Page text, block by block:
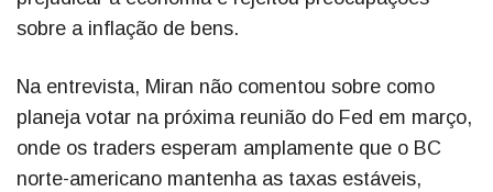
sobre a inflação de bens.
Na entrevista, Miran não comentou sobre como
planeja votar na próxima reunião do Fed em março,
onde os traders esperam amplamente que o BC
norte-americano mantenha as taxas estáveis,